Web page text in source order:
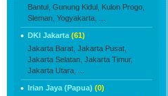
Bantul, Gunung Kidul, Kulon Progo,
Sleman, Yogyakarta,
DKI Jakarta (61)
Jakarta Barat, Jakarta Pusat,
Jakarta Selatan, Jakarta Timur,
Jakarta Utara,
Irian Jaya (Papua) (0)